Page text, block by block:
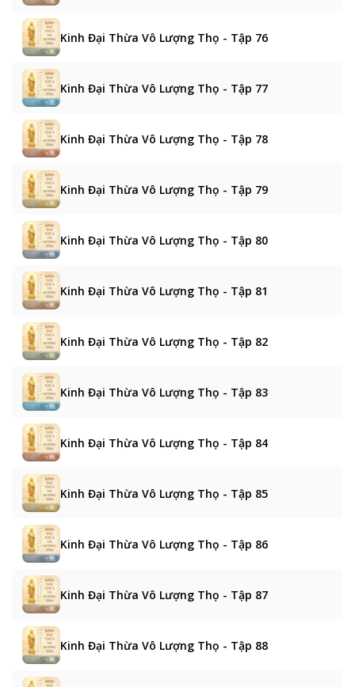
Kinh Đại Thừa Vô Lượng Thọ - Tập 76
Kinh Đại Thừa Vô Lượng Thọ - Tập 77
Kinh Đại Thừa Vô Lượng Thọ - Tập 78
Kinh Đại Thừa Vô Lượng Thọ - Tập 79
Kinh Đại Thừa Vô Lượng Thọ - Tập 80
Kinh Đại Thừa Vô Lượng Thọ - Tập 81
Kinh Đại Thừa Vô Lượng Thọ - Tập 82
Kinh Đại Thừa Vô Lượng Thọ - Tập 83
Kinh Đại Thừa Vô Lượng Thọ - Tập 84
Kinh Đại Thừa Vô Lượng Thọ - Tập 85
Kinh Đại Thừa Vô Lượng Thọ - Tập 86
Kinh Đại Thừa Vô Lượng Thọ - Tập 87
Kinh Đại Thừa Vô Lượng Thọ - Tập 88